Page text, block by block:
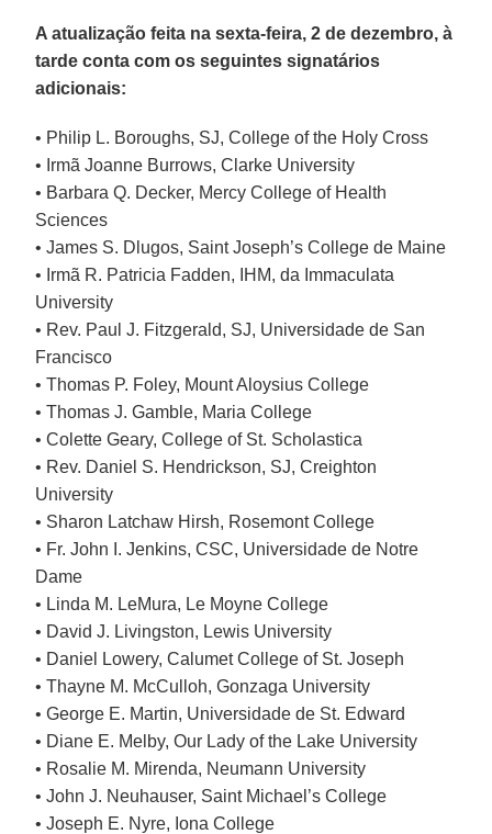
A atualização feita na sexta-feira, 2 de dezembro, à
tarde conta com os seguintes signatários
adicionais:
• Philip L. Boroughs, SJ, College of the Holy Cross
• Irmã Joanne Burrows, Clarke University
• Barbara Q. Decker, Mercy College of Health
Sciences
• James S. Dlugos, Saint Joseph’s College de Maine
• Irmã R. Patricia Fadden, IHM, da Immaculata
University
• Rev. Paul J. Fitzgerald, SJ, Universidade de San
Francisco
• Thomas P. Foley, Mount Aloysius College
• Thomas J. Gamble, Maria College
• Colette Geary, College of St. Scholastica
• Rev. Daniel S. Hendrickson, SJ, Creighton
University
• Sharon Latchaw Hirsh, Rosemont College
• Fr. John I. Jenkins, CSC, Universidade de Notre
Dame
• Linda M. LeMura, Le Moyne College
• David J. Livingston, Lewis University
• Daniel Lowery, Calumet College of St. Joseph
• Thayne M. McCulloh, Gonzaga University
• George E. Martin, Universidade de St. Edward
• Diane E. Melby, Our Lady of the Lake University
• Rosalie M. Mirenda, Neumann University
• John J. Neuhauser, Saint Michael’s College
• Joseph E. Nyre, Iona College